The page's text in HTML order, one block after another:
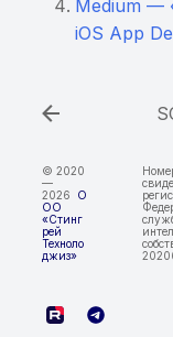
Medium —
iOS App
© 2020
—
2026 О
ОО
«Стинг
рей
Техноло
джиз»